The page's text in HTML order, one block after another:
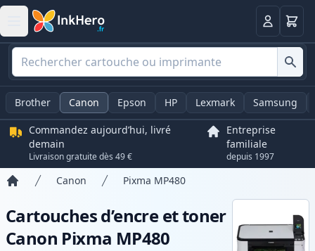
Panier
Brother Canon Epson HP Lexmark Samsung
Commandez aujourd’hui, livré
demain
Livraison gratuite dès 49 €
Entreprise
familiale
depuis 1997
Canon Pixma MP480
Cartouches d’encre et toner
Canon Pixma MP480